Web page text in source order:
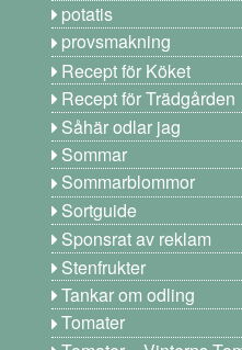
potatis
provsmakning
Recept för Köket
Recept för Trädgården
Såhär odlar jag
Sommar
Sommarblommor
Sortguide
Sponsrat av reklam
Stenfrukter
Tankar om odling
Tomater